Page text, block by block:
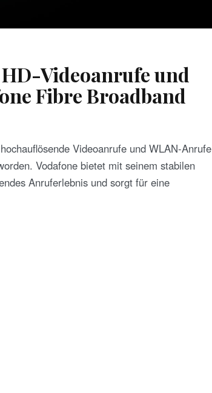
Videoanrufe und
Fibre Broadband
Videoanrufe und WLAN-Anrufe
Vodafone bietet mit seinem stabilen
Anruferlebnis und sorgt für eine